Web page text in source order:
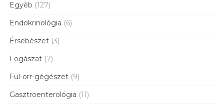
Egyéb (127)
Endokrinológia (6)
Érsebészet (3)
Fogászat (7)
Fül-orr-gégészet (9)
Gasztroenterológia (11)